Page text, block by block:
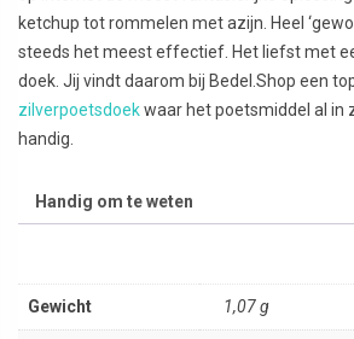
ketchup tot rommelen met azijn. Heel
steeds het meest effectief. Het liefst met
doek. Jij vindt daarom bij Bedel.Shop een
zilverpoetsdoekwaar het poetsmiddel al in
handig.
Handig om te weten
Gewicht 1,07 g